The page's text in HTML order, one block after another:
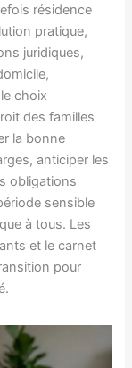
résidence
pratique,
juridiques,
choix
des familles
la bonne
anticiper les
obligations
sensible
à tous. Les
et le carnet
pour